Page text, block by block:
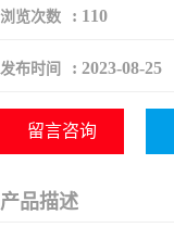
浏览次数 : 110
发布时间 : 2023-08-25
留言咨询
产品描述